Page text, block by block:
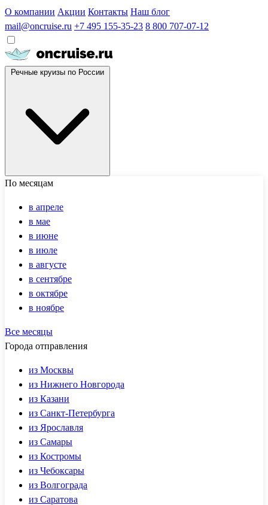
О компании Акции Контакты Наш блог
mail@oncruise.ru +7 495 155-35-23 8 800 707-07-12
По месяцам
в апреле
в мае
в июне
в июле
в августе
в сентябре
в октябре
в ноябре
Все месяцы
Города отправления
из Москвы
из Нижнего Новгорода
из Казани
из Санкт-Петербурга
из Ярославля
из Самары
из Костромы
из Чебоксары
из Волгограда
из Саратова